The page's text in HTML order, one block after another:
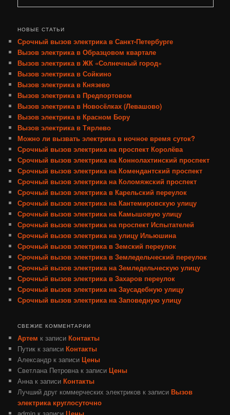
НОВЫЕ СТАТЬИ
Срочный вызов электрика в Санкт-Петербурге
Вызов электрика в Образцовом квартале
Вызов электрика в ЖК «Солнечный город»
Вызов электрика в Сойкино
Вызов электрика в Князево
Вызов электрика в Предпортовом
Вызов электрика в Новосёлках (Левашово)
Вызов электрика в Красном Бору
Вызов электрика в Тярлево
Можно ли вызвать электрика в ночное время суток?
Срочный вызов электрика на проспект Королёва
Срочный вызов электрика на Коннолахтинский проспект
Срочный вызов электрика на Комендантский проспект
Срочный вызов электрика на Коломяжский проспект
Срочный вызов электрика в Карельский переулок
Срочный вызов электрика на Кантемировскую улицу
Срочный вызов электрика на Камышовую улицу
Срочный вызов электрика на проспект Испытателей
Срочный вызов электрика на улицу Ильюшина
Срочный вызов электрика в Земский переулок
Срочный вызов электрика в Земледельческий переулок
Срочный вызов электрика на Земледельческую улицу
Срочный вызов электрика в Захаров переулок
Срочный вызов электрика на Заусадебную улицу
Срочный вызов электрика на Заповедную улицу
СВЕЖИЕ КОММЕНТАРИИ
Артем к записиКонтакты
Путик к записиКонтакты
Александр к записиЦены
Светлана Петровна к записиЦены
Анна к записиКонтакты
Лучший друг коммерческих электриков к записиВызов
электрика круглосуточно
admin к записиЦены